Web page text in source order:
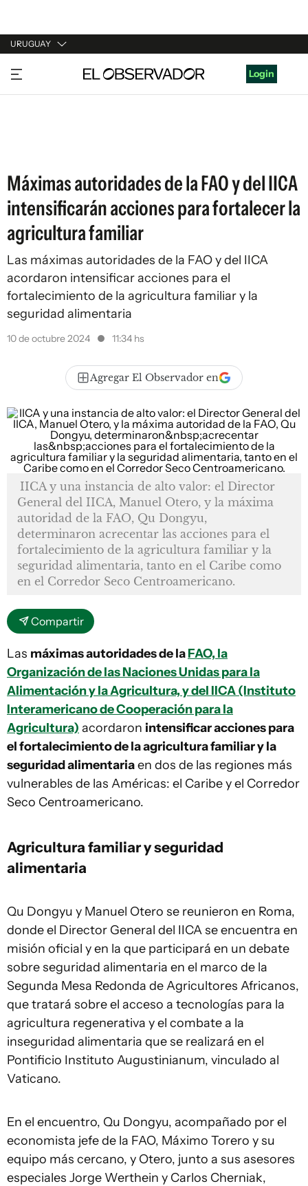
URUGUAY
URUGUAY
ARGENTINA
Login
Máximas autoridades de la FAO y del IICA
intensificarán acciones para fortalecer la
agricultura familiar
Las máximas autoridades de la FAO y del IICA
acordaron intensificar acciones para el
fortalecimiento de la agricultura familiar y la
seguridad alimentaria
10 de octubre 2024 11:34 hs
Agregar El Observador en
IICA y una instancia de alto valor: el Director
General del IICA, Manuel Otero, y la máxima
autoridad de la FAO, Qu Dongyu,
determinaron acrecentar las acciones para el
fortalecimiento de la agricultura familiar y la
seguridad alimentaria, tanto en el Caribe como
en el Corredor Seco Centroamericano.
Compartir
Las máximas autoridades de laFAO, la
Organización de las Naciones Unidas para la
Alimentación y la Agricultura, y del IICA (Instituto
Interamericano de Cooperación para la
Agricultura) acordaron intensificar acciones para
el fortalecimiento de la agricultura familiar y la
seguridad alimentariaen dos de las regiones más
vulnerables de las Américas: el Caribe y el Corredor
Seco Centroamericano.
Agricultura familiar y seguridad
alimentaria
Qu Dongyu y Manuel Otero se reunieron en Roma,
donde el Director General del IICA se encuentra en
misión oficial y en la que participará en un debate
sobre seguridad alimentaria en el marco de la
Segunda Mesa Redonda de Agricultores Africanos,
que tratará sobre el acceso a tecnologías para la
agricultura regenerativa y el combate a la
inseguridad alimentaria que se realizará en el
Pontificio Instituto Augustinianum, vinculado al
Vaticano.
En el encuentro, Qu Dongyu, acompañado por el
economista jefe de la FAO, Máximo Torero y su
equipo más cercano, y Otero, junto a sus asesores
especiales Jorge Werthein y Carlos Cherniak,